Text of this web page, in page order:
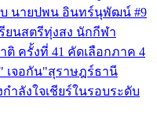
บ นายปพน อินทร์นุพัฒน์ #9
ยนสตรีทุ่งสง นักกีฬา
ติ ครั้งที่ 41 คัดเลือกภาค 4
เจอกัน"สุราษฎร์ธานี
ำลังใจเชียร์ในรอบระดับ